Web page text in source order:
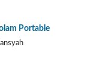
Portable